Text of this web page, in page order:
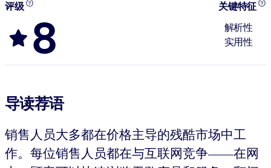
评级
8
关键特征
解析性
实用性
导读荐语
销售人员大多都在价格主导的残酷市场中工
作。每位销售人员都在与互联网竞争——在网